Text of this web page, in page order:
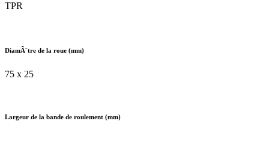
TPR
DiamÃ¨tre de la roue (mm)
75 x 25
Largeur de la bande de roulement (mm)